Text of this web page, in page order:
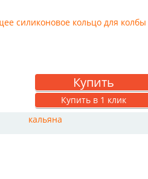
Купить
Купить в 1 клик